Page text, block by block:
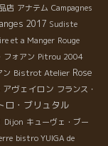
店 アナテム Campagnes
2017 Sudiste
et a Manger Rouge
フォアン Pitrou 2004
ン Bistrot Atelier Rose
アヴェイロン フランス・
ロ・ブリュタル
Dijon キューヴェ・ブー
bistro YUIGA de